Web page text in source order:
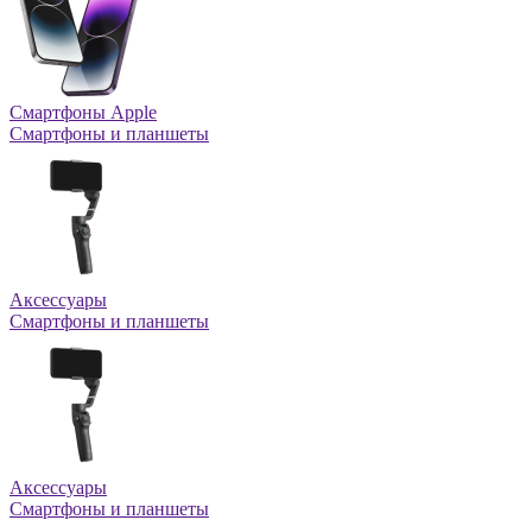
Смартфоны Apple
Смартфоны и планшеты
Аксессуары
Смартфоны и планшеты
Аксессуары
Смартфоны и планшеты